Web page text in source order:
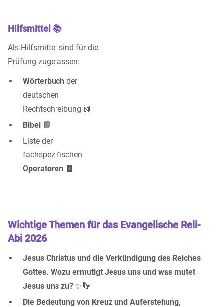
Hilfsmittel 📚
Als Hilfsmittel sind für die
Prüfung zugelassen:
Wörterbuch der
deutschen
Rechtschreibung 📗
Bibel 📘
Liste der
fachspezifischen
Operatoren 🧾
Wichtige Themen für das Evangelische Reli-
Abi 2026
Jesus Christus und die Verkündigung des Reiches
Gottes. Wozu ermutigt Jesus uns und was mutet
Jesus uns zu? ✨👣
Die Bedeutung von Kreuz und Auferstehung,